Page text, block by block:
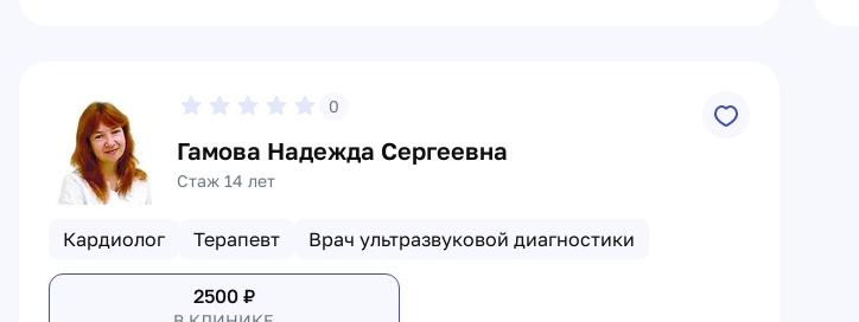
0
Гамова Надежда Сергеевна
Стаж 14 лет
Кардиолог Терапевт Врач ультразвуковой диагностики
2500₽